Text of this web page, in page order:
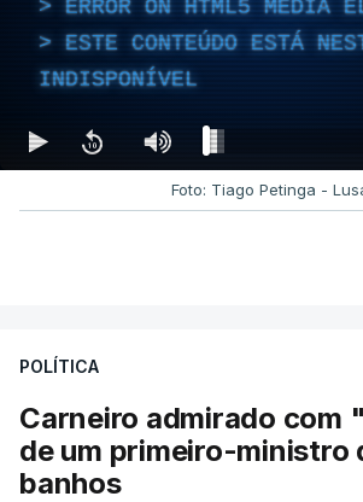
ERROR ON HTML5 MEDIA
ESTE CONTEÚDO ESTÁ
INDISPONÍVEL
Foto: Tiago Petinga -
POLÍTICA
Carneiro admirado com
de um primeiro-ministro
banhos